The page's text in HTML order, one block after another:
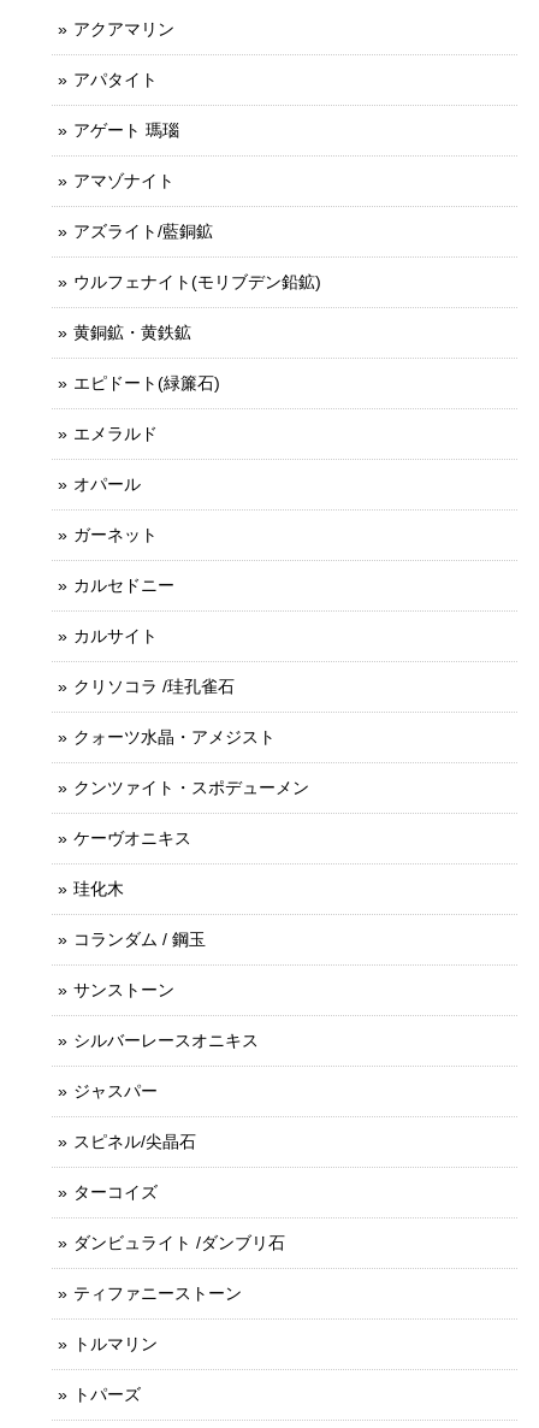
アクアマリン
アパタイト
アゲート 瑪瑙
アマゾナイト
アズライト/藍銅鉱
ウルフェナイト(モリブデン鉛鉱)
黄銅鉱・黄鉄鉱
エピドート(緑簾石)
エメラルド
オパール
ガーネット
カルセドニー
カルサイト
クリソコラ /珪孔雀石
クォーツ水晶・アメジスト
クンツァイト・スポデューメン
ケーヴオニキス
珪化木
コランダム / 鋼玉
サンストーン
シルバーレースオニキス
ジャスパー
スピネル/尖晶石
ターコイズ
ダンビュライト /ダンブリ石
ティファニーストーン
トルマリン
トパーズ